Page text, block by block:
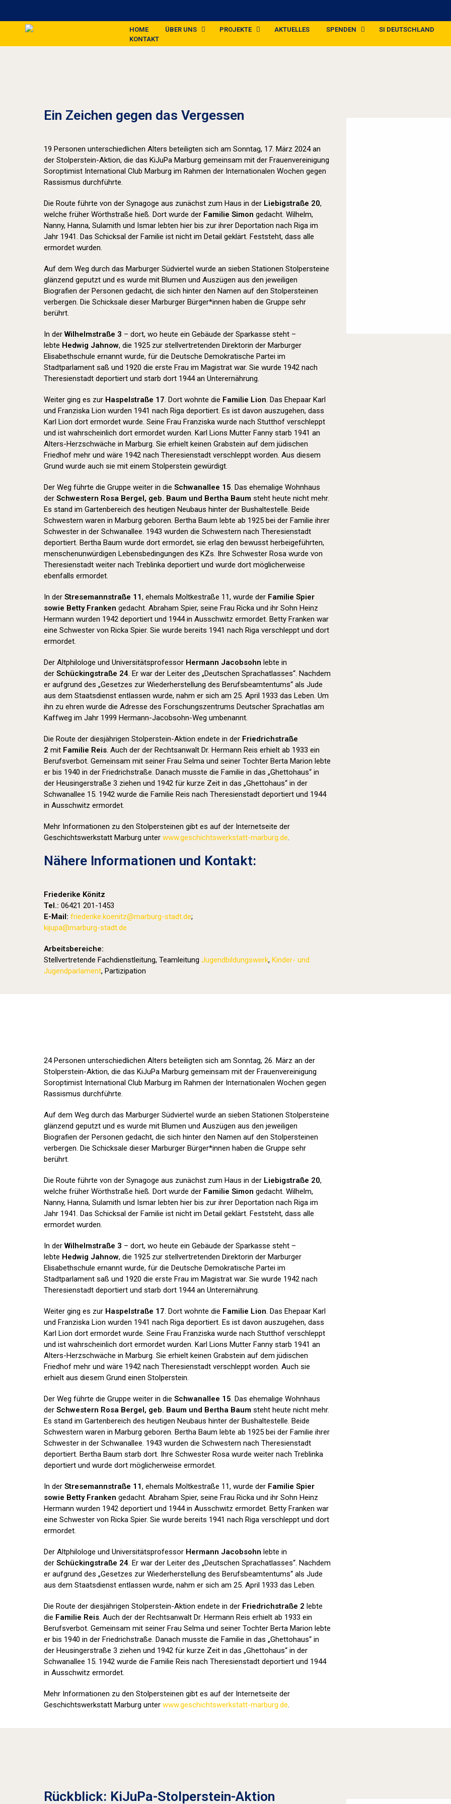
HOME ÜBER UNS PROJEKTE AKTUELLES SPENDEN
SI DEUTSCHLAND
KONTAKT
Ein Zeichen gegen das Vergessen
19 Personen unterschiedlichen Alters beteiligten sich am Sonntag, 17. März 2024 an
der Stolperstein-Aktion, die das KiJuPa Marburg gemeinsam mit der Frauenvereinigung
Soroptimist International Club Marburg im Rahmen der Internationalen Wochen gegen
Rassismus durchführte.
Die Route führte von der Synagoge aus zunächst zum Haus in der Liebigstraße 20,
welche früher Wörthstraße hieß. Dort wurde der Familie Simon gedacht. Wilhelm,
Nanny, Hanna, Sulamith und Ismar lebten hier bis zur ihrer Deportation nach Riga im
Jahr 1941. Das Schicksal der Familie ist nicht im Detail geklärt. Feststeht, dass alle
ermordet wurden.
Auf dem Weg durch das Marburger Südviertel wurde an sieben Stationen Stolpersteine
glänzend geputzt und es wurde mit Blumen und Auszügen aus den jeweiligen
Biografien der Personen gedacht, die sich hinter den Namen auf den Stolpersteinen
verbergen. Die Schicksale dieser Marburger Bürger*innen haben die Gruppe sehr
berührt.
In der Wilhelmstraße 3 – dort, wo heute ein Gebäude der Sparkasse steht –
lebte Hedwig Jahnow, die 1925 zur stellvertretenden Direktorin der Marburger
Elisabethschule ernannt wurde, für die Deutsche Demokratische Partei im
Stadtparlament saß und 1920 die erste Frau im Magistrat war. Sie wurde 1942 nach
Theresienstadt deportiert und starb dort 1944 an Unterernährung.
Weiter ging es zur Haspelstraße 17. Dort wohnte die Familie Lion. Das Ehepaar Karl
und Franziska Lion wurden 1941 nach Riga deportiert. Es ist davon auszugehen, dass
Karl Lion dort ermordet wurde. Seine Frau Franziska wurde nach Stutthof verschleppt
und ist wahrscheinlich dort ermordet wurden. Karl Lions Mutter Fanny starb 1941 an
Alters-Herzschwäche in Marburg. Sie erhielt keinen Grabstein auf dem jüdischen
Friedhof mehr und wäre 1942 nach Theresienstadt verschleppt worden. Aus diesem
Grund wurde auch sie mit einem Stolperstein gewürdigt.
Der Weg führte die Gruppe weiter in die Schwanallee 15. Das ehemalige Wohnhaus
der Schwestern Rosa Bergel, geb. Baum und Bertha Baum steht heute nicht mehr.
Es stand im Gartenbereich des heutigen Neubaus hinter der Bushaltestelle. Beide
Schwestern waren in Marburg geboren. Bertha Baum lebte ab 1925 bei der Familie ihrer
Schwester in der Schwanallee. 1943 wurden die Schwestern nach Theresienstadt
deportiert. Bertha Baum wurde dort ermordet, sie erlag den bewusst herbeigeführten,
menschenunwürdigen Lebensbedingungen des KZs. Ihre Schwester Rosa wurde von
Theresienstadt weiter nach Treblinka deportiert und wurde dort möglicherweise
ebenfalls ermordet.
In der Stresemannstraße 11, ehemals Moltkestraße 11, wurde der Familie Spier
sowie Betty Franken gedacht. Abraham Spier, seine Frau Ricka und ihr Sohn Heinz
Hermann wurden 1942 deportiert und 1944 in Ausschwitz ermordet. Betty Franken war
eine Schwester von Ricka Spier. Sie wurde bereits 1941 nach Riga verschleppt und dort
ermordet.
Der Altphilologe und Universitätsprofessor Hermann Jacobsohn lebte in
der Schückingstraße 24. Er war der Leiter des „Deutschen Sprachatlasses“. Nachdem
er aufgrund des „Gesetzes zur Wiederherstellung des Berufsbeamtentums“ als Jude
aus dem Staatsdienst entlassen wurde, nahm er sich am 25. April 1933 das Leben. Um
ihn zu ehren wurde die Adresse des Forschungszentrums Deutscher Sprachatlas am
Kaffweg im Jahr 1999 Hermann-Jacobsohn-Weg umbenannt.
Die Route der diesjährigen Stolperstein-Aktion endete in der Friedrichstraße
2 mit Familie Reis. Auch der der Rechtsanwalt Dr. Hermann Reis erhielt ab 1933 ein
Berufsverbot. Gemeinsam mit seiner Frau Selma und seiner Tochter Berta Marion lebte
er bis 1940 in der Friedrichstraße. Danach musste die Familie in das „Ghettohaus“ in
der Heusingerstraße 3 ziehen und 1942 für kurze Zeit in das „Ghettohaus“ in der
Schwanallee 15. 1942 wurde die Familie Reis nach Theresienstadt deportiert und 1944
in Ausschwitz ermordet.
Mehr Informationen zu den Stolpersteinen gibt es auf der Internetseite der
Geschichtswerkstatt Marburg unter www.geschichtswerkstatt-marburg.de.
Nähere Informationen und Kontakt:
Friederike Könitz
Tel.: 06421 201-1453
E-Mail: friederike.koenitz@marburg-stadt.de;
kijupa@marburg-stadt.de
Arbeitsbereiche:
Stellvertretende Fachdienstleitung, Teamleitung Jugendbildungswerk, Kinder- und
Jugendparlament, Partizipation
24 Personen unterschiedlichen Alters beteiligten sich am Sonntag, 26. März an der
Stolperstein-Aktion, die das KiJuPa Marburg gemeinsam mit der Frauenvereinigung
Soroptimist International Club Marburg im Rahmen der Internationalen Wochen gegen
Rassismus durchführte.
Auf dem Weg durch das Marburger Südviertel wurde an sieben Stationen Stolpersteine
glänzend geputzt und es wurde mit Blumen und Auszügen aus den jeweiligen
Biografien der Personen gedacht, die sich hinter den Namen auf den Stolpersteinen
verbergen. Die Schicksale dieser Marburger Bürger*innen haben die Gruppe sehr
berührt.
Die Route führte von der Synagoge aus zunächst zum Haus in der Liebigstraße 20,
welche früher Wörthstraße hieß. Dort wurde der Familie Simon gedacht. Wilhelm,
Nanny, Hanna, Sulamith und Ismar lebten hier bis zur ihrer Deportation nach Riga im
Jahr 1941. Das Schicksal der Familie ist nicht im Detail geklärt. Feststeht, dass alle
ermordet wurden.
In derWilhelmstraße 3 – dort, wo heute ein Gebäude der Sparkasse steht –
lebte Hedwig Jahnow, die 1925 zur stellvertretenden Direktorin der Marburger
Elisabethschule ernannt wurde, für die Deutsche Demokratische Partei im
Stadtparlament saß und 1920 die erste Frau im Magistrat war. Sie wurde 1942 nach
Theresienstadt deportiert und starb dort 1944 an Unterernährung.
Weiter ging es zur Haspelstraße 17. Dort wohnte die Familie Lion. Das Ehepaar Karl
und Franziska Lion wurden 1941 nach Riga deportiert. Es ist davon auszugehen, dass
Karl Lion dort ermordet wurde. Seine Frau Franziska wurde nach Stutthof verschleppt
und ist wahrscheinlich dort ermordet wurden. Karl Lions Mutter Fanny starb 1941 an
Alters-Herzschwäche in Marburg. Sie erhielt keinen Grabstein auf dem jüdischen
Friedhof mehr und wäre 1942 nach Theresienstadt verschleppt worden. Auch sie
erhielt aus diesem Grund einen Stolperstein.
Der Weg führte die Gruppe weiter in die Schwanallee 15. Das ehemalige Wohnhaus
der Schwestern Rosa Bergel, geb. Baum und Bertha Baum steht heute nicht mehr.
Es stand im Gartenbereich des heutigen Neubaus hinter der Bushaltestelle. Beide
Schwestern waren in Marburg geboren. Bertha Baum lebte ab 1925 bei der Familie ihrer
Schwester in der Schwanallee. 1943 wurden die Schwestern nach Theresienstadt
deportiert. Bertha Baum starb dort. Ihre Schwester Rosa wurde weiter nach Treblinka
deportiert und wurde dort möglicherweise ermordet.
In der Stresemannstraße 11, ehemals Moltkestraße 11, wurde der Familie Spier
sowie Betty Franken gedacht. Abraham Spier, seine Frau Ricka und ihr Sohn Heinz
Hermann wurden 1942 deportiert und 1944 in Ausschwitz ermordet. Betty Franken war
eine Schwester von Ricka Spier. Sie wurde bereits 1941 nach Riga verschleppt und dort
ermordet.
Der Altphilologe und Universitätsprofessor Hermann Jacobsohn lebte in
der Schückingstraße 24. Er war der Leiter des „Deutschen Sprachatlasses“. Nachdem
er aufgrund des „Gesetzes zur Wiederherstellung des Berufsbeamtentums“ als Jude
aus dem Staatsdienst entlassen wurde, nahm er sich am 25. April 1933 das Leben.
Die Route der diesjährigen Stolperstein-Aktion endete in der Friedrichstraße 2 lebte
die Familie Reis. Auch der der Rechtsanwalt Dr. Hermann Reis erhielt ab 1933 ein
Berufsverbot. Gemeinsam mit seiner Frau Selma und seiner Tochter Berta Marion lebte
er bis 1940 in der Friedrichstraße. Danach musste die Familie in das „Ghettohaus“ in
der Heusingerstraße 3 ziehen und 1942 für kurze Zeit in das „Ghettohaus“ in der
Schwanallee 15. 1942 wurde die Familie Reis nach Theresienstadt deportiert und 1944
in Ausschwitz ermordet.
Mehr Informationen zu den Stolpersteinen gibt es auf der Internetseite der
Geschichtswerkstatt Marburg unter www.geschichtswerkstatt-marburg.de.
Rückblick: KiJuPa-Stolperstein-Aktion